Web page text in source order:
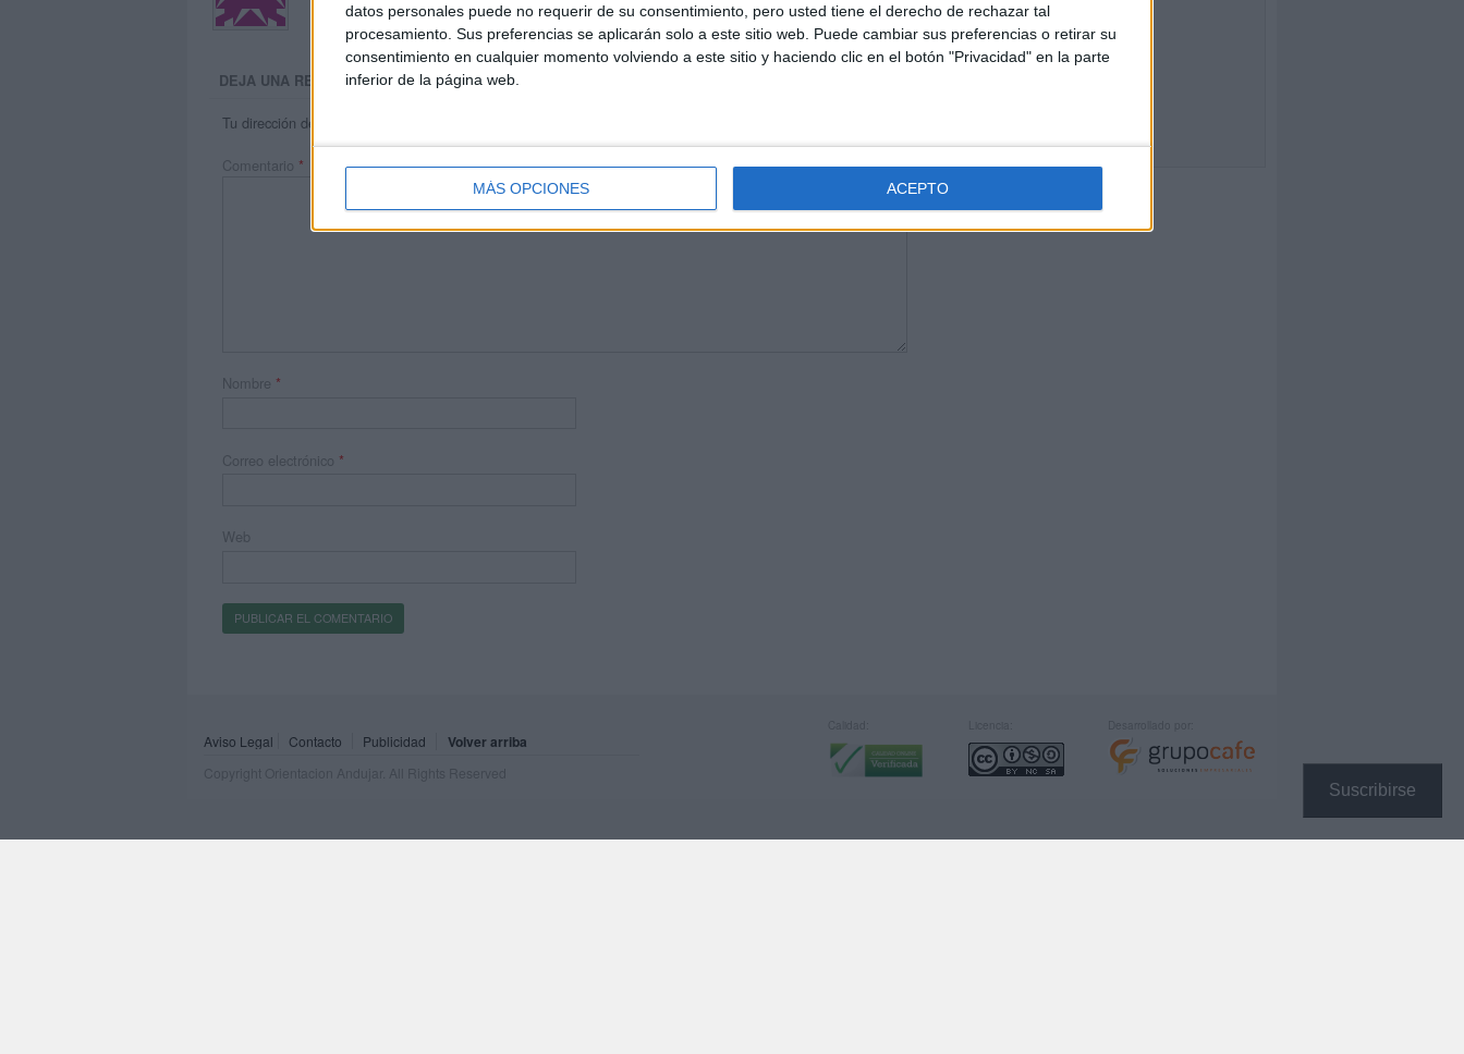
datos personales puede no requerir de su consentimiento, pero usted tiene el derecho de rechazar tal
procesamiento. Sus preferencias se aplicarán solo a este sitio web. Puede cambiar sus preferencias o retirar su
consentimiento en cualquier momento volviendo a este sitio y haciendo clic en el botón "Privacidad" en la parte
inferior de la página web.
MÁS OPCIONES ACEPTO
Suscribirse
DEJA UNA RESPUESTA
Tu dirección de correo electrónico no será publicada.
Comentario *
Nombre *
Correo electrónico *
Web
Aviso Legal Contacto Publicidad Volver arriba